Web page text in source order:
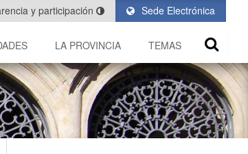
Sede Electrónica
y participación
LA PROVINCIA TEMAS